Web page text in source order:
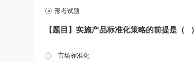
形考试题
【题目】实施产品标准化策略的前提是（
市场标准化